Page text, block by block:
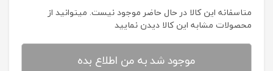
متاسفانه این کالا در حال حاضر موجود نیست. می‍توانید از
محصولات مشابه این کالا دیدن نمایید
موجود شد به من اطلاع بده